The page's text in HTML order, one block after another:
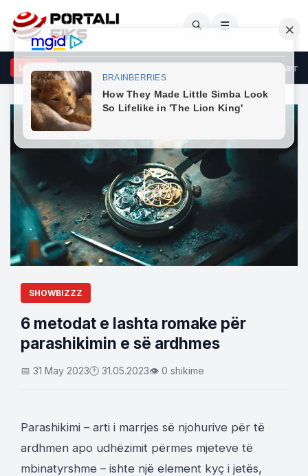
🔍 ☰
LAJME
dhe ASAP Rocky “humbin kontrollin”, vallëzimi i tyre i zjarrtë
SHOWBIZZZ
6 metodat e lashta romake për
parashikimin e së ardhmes
📅 31 May 2023🕐 31.05.2023👁 0 shikime
Parashikimi – arti i marrjes së njohurive për të
ardhmen apo udhëzimit përmes mjeteve të
mbinatyrshme – ishte një element kyç i jetës,